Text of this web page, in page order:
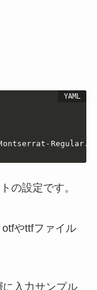
-
の設定です。
やttfファイル
入力サンプル